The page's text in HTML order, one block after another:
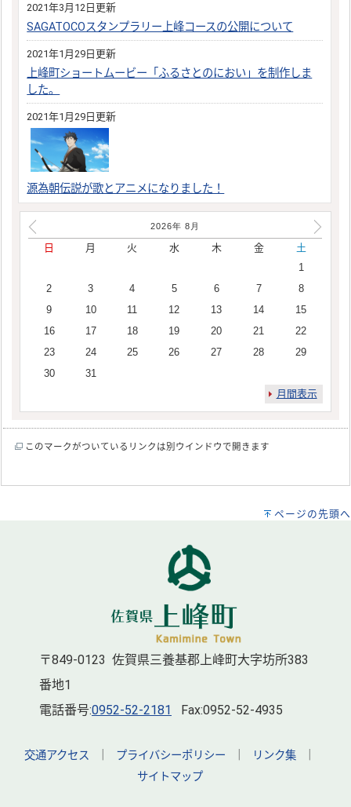
2021年3月12日更新
SAGATOCOスタンプラリー上峰コースの公開について
2021年1月29日更新
上峰町ショートムービー「ふるさとのにおい」を制作しま
した。
2021年1月29日更新
源為朝伝説が歌とアニメになりました！
2026年 8 月
日 月 火 水 木 金
土
1
2
3 4 5 6 7
8
9
10 11 12 13 14
15
16
17 18 19 20 21
22
23
24 25 26 27 28
29
30
31
月間表示
このマークがついているリンクは別ウインドウで開きます
ページの先頭へ
〒849-0123 佐賀県三養基郡上峰町大字坊所383
番地1
電話番号:0952-52-2181 Fax:0952-52-4935
交通アクセス プライバシーポリシー リンク集
サイトマップ